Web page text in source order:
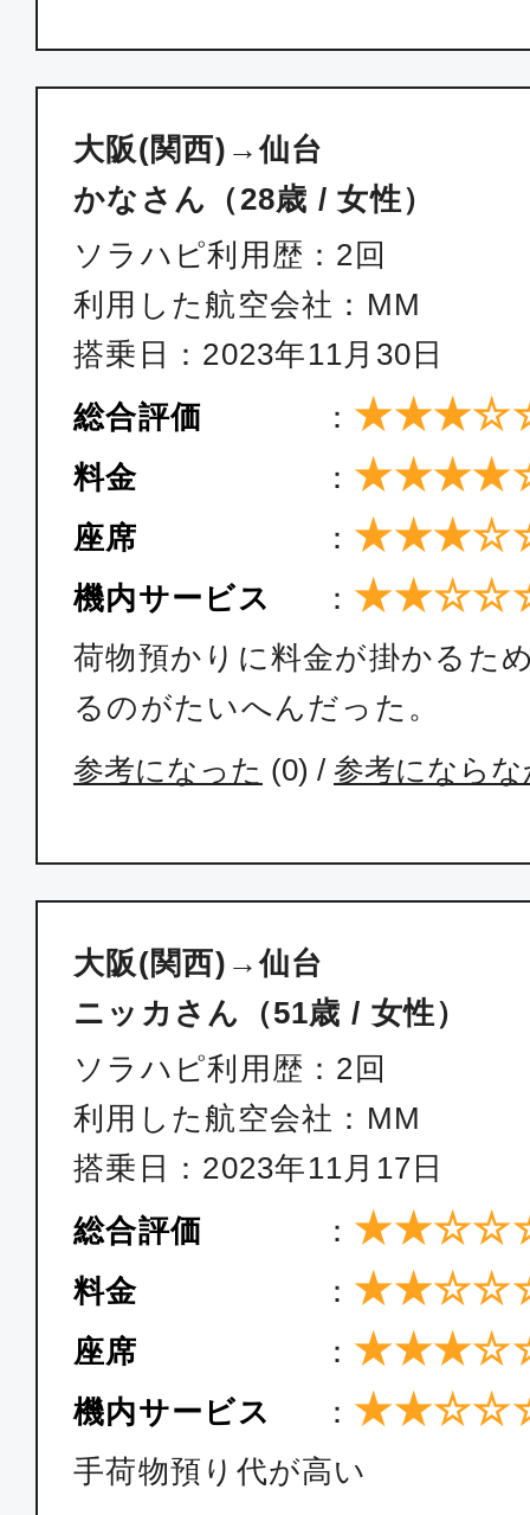
大阪(関西)→仙台
かなさん（28歳 / 女性）
ソラハピ利用歴：2回
利用した航空会社：MM
搭乗日：2023年11月30日
総合評価
：
料金 ：
座席 ：
機内サービス ：
荷物預かりに料金が掛かるた
るのがたいへんだった。
参考になった (0) / 参考になら
大阪(関西)→仙台
ニッカさん（51歳 / 女性）
ソラハピ利用歴：2回
利用した航空会社：MM
搭乗日：2023年11月17日
総合評価
：
料金 ：
座席 ：
機内サービス ：
手荷物預り代が高い